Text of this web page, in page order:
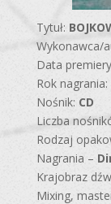
Tytuł:
Wykonawca/
Data
Rok nagrania:
Nośnik: CD
Liczba
Rodzaj
Nagrania –
Krajobraz
Mixing,